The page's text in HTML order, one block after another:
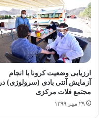
ارزیابی وضعیت کرونا با انجام
آزمایش آنتی بادی (سرولوژی) در
مجتمع فلات مرکزی
۲۹ مهر ۱۳۹۹